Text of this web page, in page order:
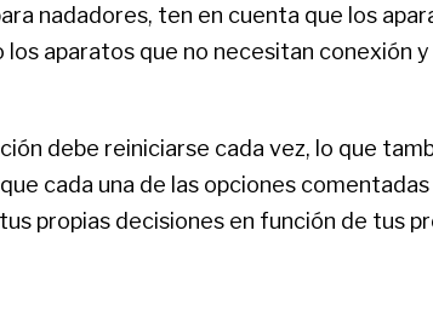
nadadores, ten en cuenta que los
los aparatos que no necesitan conexión
debe reiniciarse cada vez, lo que
cada una de las opciones
propias decisiones en función de tus